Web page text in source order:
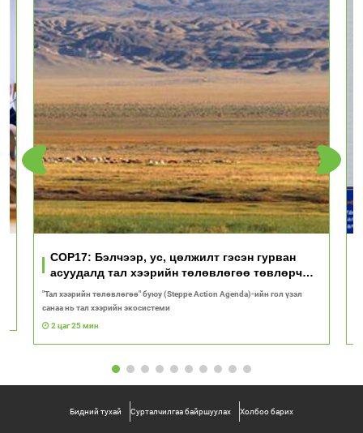
COP17: Бэлчээр, ус, цөлжилт гэсэн гурван
асуудалд тал хээрийн төлөвлөгөө төвлөрч
байна
"Тал хээрийн төлөвлөгөө" буюу (Steppe Action Agenda)-ийн гол үзэл
санаа нь тал хээрийн экосистеми
2 цаг 25 мин
Бидний тухай Сурталчилгаа байршуулах Холбоо барих